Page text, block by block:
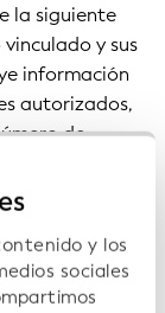
y los
sociales
la siguiente
y sus
información
autorizados,
de